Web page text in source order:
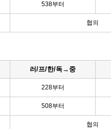
538부터
협의
러/프/한/독→중
228부터
508부터
협의